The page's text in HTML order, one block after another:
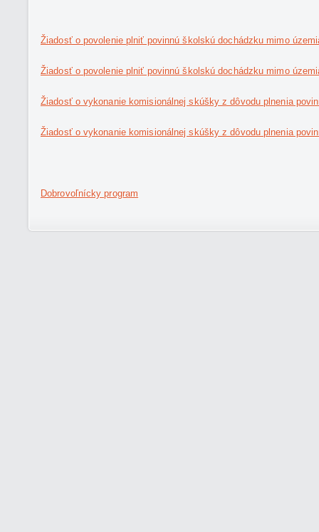
Žiadosť o povolenie plniť povinnú školskú dochádzku mimo
Žiadosť o povolenie plniť povinnú školskú dochádzku mimo
Žiadosť o vykonanie komisionálnej skúšky z dôvodu plnenia
Žiadosť o vykonanie komisionálnej skúšky z dôvodu plnenia
Dobrovoľnícky program